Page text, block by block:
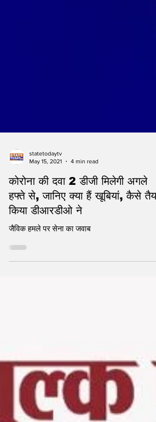
May 15, 2021
4 min read
कोरोना की दवा 2 डीजी मिलेगी अगले
हफ्ते से, जानिए क्या हैं खूबियां, कैसे
किया डीआरडीओ ने
जैविक हमले पर सेना का जवाब